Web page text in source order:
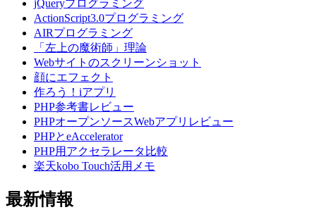
jQueryプログラミング
ActionScript3.0プログラミング
AIRプログラミング
「左上の魔術師」理論
Webサイトのスクリーンショット
顔にエフェクト
作ろう！iアプリ
PHP参考書レビュー
PHPオープンソースWebアプリレビュー
PHPとeAccelerator
PHP用アクセラレータ比較
楽天kobo Touch活用メモ
最新情報